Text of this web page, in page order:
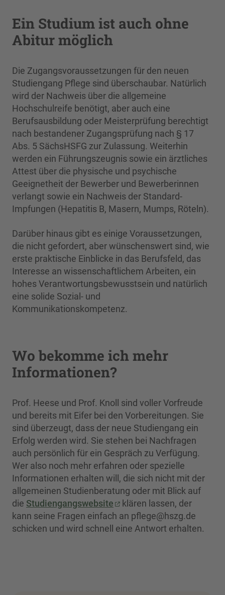
Ein Studium ist auch ohne
Abitur möglich
Die Zugangsvoraussetzungen für den neuen
Studiengang Pflege sind überschaubar. Natürlich
wird der Nachweis über die allgemeine
Hochschulreife benötigt, aber auch eine
Berufsausbildung oder Meisterprüfung berechtigt
nach bestandener Zugangsprüfung nach § 17
Abs. 5 SächsHSFG zur Zulassung. Weiterhin
werden ein Führungszeugnis sowie ein ärztliches
Attest über die physische und psychische
Geeignetheit der Bewerber und Bewerberinnen
verlangt sowie ein Nachweis der Standard-
Impfungen (Hepatitis B, Masern, Mumps, Röteln).
Darüber hinaus gibt es einige Voraussetzungen,
die nicht gefordert, aber wünschenswert sind, wie
erste praktische Einblicke in das Berufsfeld, das
Interesse an wissenschaftlichem Arbeiten, ein
hohes Verantwortungsbewusstsein und natürlich
eine solide Sozial- und
Kommunikationskompetenz.
Wo bekomme ich mehr
Informationen?
Prof. Heese und Prof. Knoll sind voller Vorfreude
und bereits mit Eifer bei den Vorbereitungen. Sie
sind überzeugt, dass der neue Studiengang ein
Erfolg werden wird. Sie stehen bei Nachfragen
auch persönlich für ein Gespräch zu Verfügung.
Wer also noch mehr erfahren oder spezielle
Informationen erhalten will, die sich nicht mit der
allgemeinen Studienberatung oder mit Blick auf
die Studiengangswebsite
klären lassen, der
kann seine Fragen einfach an pflege@hszg.de
schicken und wird schnell eine Antwort erhalten.